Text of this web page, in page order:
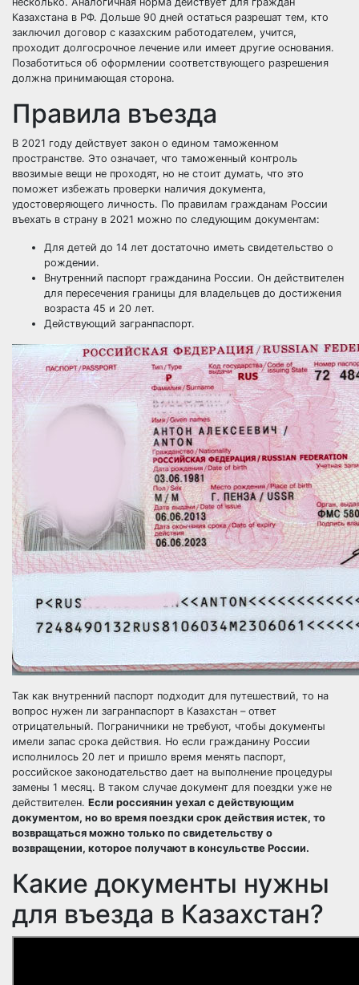
Казахстана в РФ. Дольше 90 дней остаться разрешат тем, кто
заключил договор с казахским работодателем, учится,
проходит долгосрочное лечение или имеет другие основания.
Позаботиться об оформлении соответствующего разрешения
должна принимающая сторона.
Правила въезда
В 2021 году действует закон о едином таможенном
пространстве. Это означает, что таможенный контроль
ввозимые вещи не проходят, но не стоит думать, что это
поможет избежать проверки наличия документа,
удостоверяющего личность. По правилам гражданам России
въехать в страну в 2021 можно по следующим документам:
Для детей до 14 лет достаточно иметь свидетельство о
рождении.
Внутренний паспорт гражданина России. Он действителен
для пересечения границы для владельцев до достижения
возраста 45 и 20 лет.
Действующий загранпаспорт.
Так как внутренний паспорт подходит для путешествий, то на
вопрос нужен ли загранпаспорт в Казахстан – ответ
отрицательный. Пограничники не требуют, чтобы документы
имели запас срока действия. Но если гражданину России
исполнилось 20 лет и пришло время менять паспорт,
российское законодательство дает на выполнение процедуры
замены 1 месяц. В таком случае документ для поездки уже не
действителен. Если россиянин уехал с действующим
документом, но во время поездки срок действия истек, то
возвращаться можно только по свидетельству о
возвращении, которое получают в консульстве России.
Какие документы нужны
для въезда в Казахстан?